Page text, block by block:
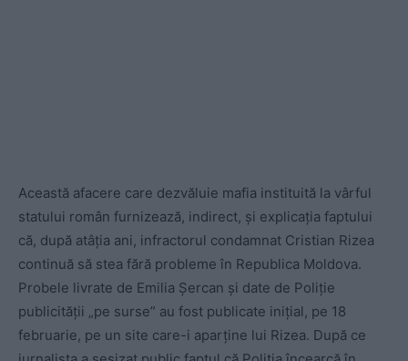
Această afacere care dezvăluie mafia instituită la vârful
statului român furnizează, indirect, și explicația faptului
că, după atâția ani, infractorul condamnat Cristian Rizea
continuă să stea fără probleme în Republica Moldova.
Probele livrate de Emilia Șercan și date de Poliție
publicității „pe surse” au fost publicate inițial, pe 18
februarie, pe un site care-i aparține lui Rizea. După ce